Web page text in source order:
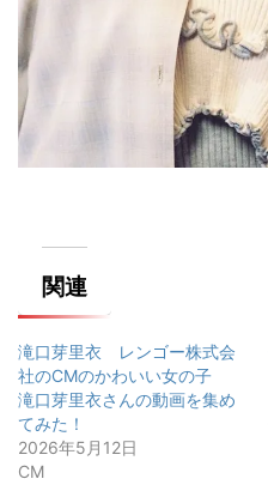
関連
滝口芽里衣 レンゴー株式会
社のCMのかわいい女の子
滝口芽里衣さんの動画を集め
てみた！
2026年5月12日
CM